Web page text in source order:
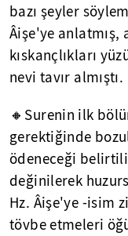
bazı şeyler
Âişe'ye anlatmış,
kıskançlıkları
nevi tavır almıştı.
🔸Surenin ilk
gerektiğinde
ödeneceği
değinilerek
Hz. Âişe'ye -isim
tövbe etmeleri